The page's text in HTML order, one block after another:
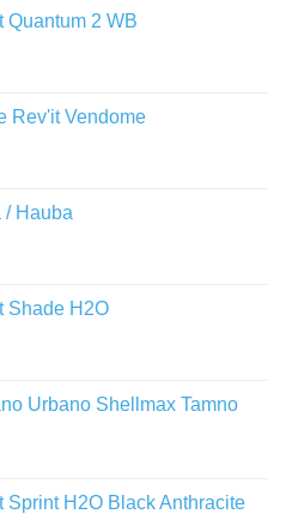
Quantum 2 WB
Rev'it Vendome
/ Hauba
Shade H2O
Urbano Shellmax Tamno
Sprint H2O Black Anthracite